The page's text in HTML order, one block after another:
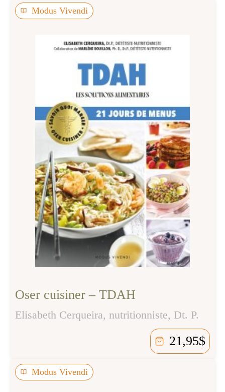
Modus Vivendi
Oser cuisiner – TDAH
Elisabeth Cerqueira, nutritionniste, Dt. P.
21,95$
Modus Vivendi